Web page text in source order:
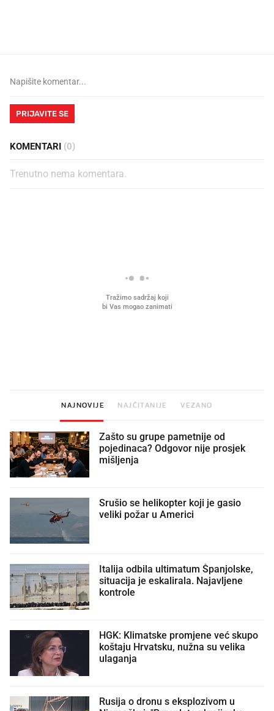
PRIJAVITE SE
KOMENTARI (0)
Trenutno nema komentara.
NAJNOVIJE NAJČITANIJE VEZANO
Zašto su grupe pametnije od
pojedinaca? Odgovor nije prosjek
mišljenja
Srušio se helikopter koji je gasio
veliki požar u Americi
Italija odbila ultimatum Španjolske,
situacija je eskalirala. Najavljene
kontrole
HGK: Klimatske promjene već skupo
koštaju Hrvatsku, nužna su velika
ulaganja
Rusija o dronu s eksplozivom u